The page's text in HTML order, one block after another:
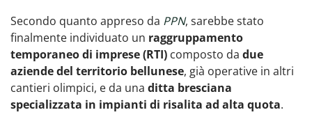
Secondo quanto appreso da PPN, sarebbe stato
finalmente individuato un raggruppamento
temporaneo di imprese (RTI) composto da due
aziende del territorio bellunese, già operative in altri
cantieri olimpici, e da una ditta bresciana
specializzata in impianti di risalita ad alta quota.